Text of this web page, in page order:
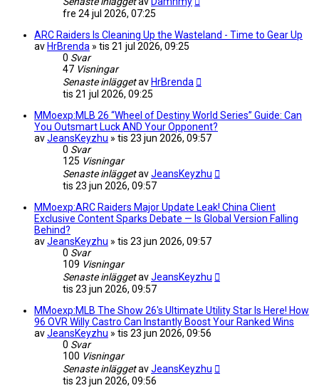
fre 24 jul 2026, 07:25
ARC Raiders Is Cleaning Up the Wasteland - Time to Gear Up
av HrBrenda » tis 21 jul 2026, 09:25
0 Svar
47 Visningar
Senaste inläggetav HrBrenda
tis 21 jul 2026, 09:25
MMoexp:MLB 26 “Wheel of Destiny World Series” Guide: Can
You Outsmart Luck AND Your Opponent?
avJeansKeyzhu » tis 23 jun 2026, 09:57
0 Svar
125 Visningar
Senaste inläggetavJeansKeyzhu
tis 23 jun 2026, 09:57
MMoexp:ARC Raiders Major Update Leak! China Client
Exclusive Content Sparks Debate — Is Global Version Falling
Behind?
avJeansKeyzhu » tis 23 jun 2026, 09:57
0 Svar
109 Visningar
Senaste inläggetavJeansKeyzhu
tis 23 jun 2026, 09:57
MMoexp:MLB The Show 26's Ultimate Utility Star Is Here! How
96 OVR Willy Castro Can Instantly Boost Your Ranked Wins
avJeansKeyzhu » tis 23 jun 2026, 09:56
0 Svar
100 Visningar
Senaste inläggetavJeansKeyzhu
tis 23 jun 2026, 09:56